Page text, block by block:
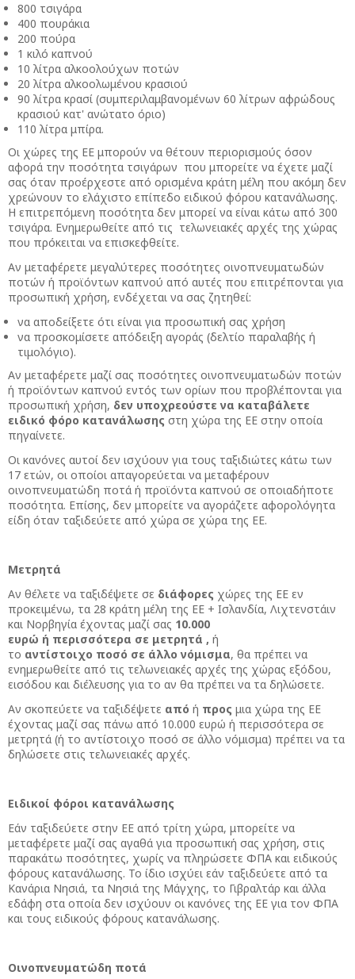
800 τσιγάρα
400 πουράκια
200 πούρα
1 κιλό καπνού
10 λίτρα αλκοολούχων ποτών
20 λίτρα αλκοολωμένου κρασιού
90 λίτρα κρασί (συμπεριλαμβανομένων 60 λίτρων αφρώδους
κρασιού κατ' ανώτατο όριο)
110 λίτρα μπίρα.
Οι χώρες της ΕΕ μπορούν να θέτουν περιορισμούς όσον
αφορά την ποσότητα τσιγάρων που μπορείτε να έχετε μαζί
σας όταν προέρχεστε από ορισμένα κράτη μέλη που ακόμη δεν
χρεώνουν το ελάχιστο επίπεδο ειδικού φόρου κατανάλωσης.
Η επιτρεπόμενη ποσότητα δεν μπορεί να είναι κάτω από 300
τσιγάρα. Ενημερωθείτε από τις τελωνειακές αρχές της χώρας
που πρόκειται να επισκεφθείτε.
Αν μεταφέρετε μεγαλύτερες ποσότητες οινοπνευματωδών
ποτών ή προϊόντων καπνού από αυτές που επιτρέπονται για
προσωπική χρήση, ενδέχεται να σας ζητηθεί:
να αποδείξετε ότι είναι για προσωπική σας χρήση
να προσκομίσετε απόδειξη αγοράς (δελτίο παραλαβής ή
τιμολόγιο).
Αν μεταφέρετε μαζί σας ποσότητες οινοπνευματωδών ποτών
ή προϊόντων καπνού εντός των ορίων που προβλέπονται για
προσωπική χρήση, δεν υποχρεούστε να καταβάλετε
ειδικό φόρο κατανάλωσης στη χώρα της ΕΕ στην οποία
πηγαίνετε.
Οι κανόνες αυτοί δεν ισχύουν για τους ταξιδιώτες κάτω των
17 ετών, οι οποίοι απαγορεύεται να μεταφέρουν
οινοπνευματώδη ποτά ή προϊόντα καπνού σε οποιαδήποτε
ποσότητα. Επίσης, δεν μπορείτε να αγοράζετε αφορολόγητα
είδη όταν ταξιδεύετε από χώρα σε χώρα της ΕΕ.
Μετρητά
Αν θέλετε να ταξιδέψετε σε διάφορες χώρες της ΕΕ εν
προκειμένω, τα 28 κράτη μέλη της ΕΕ + Ισλανδία, Λιχτενστάιν
και Νορβηγία έχοντας μαζί σας 10.000
ευρώ ή περισσότερα σε μετρητά , ή
το αντίστοιχο ποσό σε άλλο νόμισμα, θα πρέπει να
ενημερωθείτε από τις τελωνειακές αρχές της χώρας εξόδου,
εισόδου και διέλευσης για το αν θα πρέπει να τα δηλώσετε.
Αν σκοπεύετε να ταξιδέψετε από ή προς μια χώρα της ΕΕ
έχοντας μαζί σας πάνω από 10.000 ευρώ ή περισσότερα σε
μετρητά (ή το αντίστοιχο ποσό σε άλλο νόμισμα) πρέπει να τα
δηλώσετε στις τελωνειακές αρχές.
Ειδικοί φόροι κατανάλωσης
Εάν ταξιδεύετε στην ΕΕ από τρίτη χώρα, μπορείτε να
μεταφέρετε μαζί σας αγαθά για προσωπική σας χρήση, στις
παρακάτω ποσότητες, χωρίς να πληρώσετε ΦΠΑ και ειδικούς
φόρους κατανάλωσης. Το ίδιο ισχύει εάν ταξιδεύετε από τα
Κανάρια Νησιά, τα Νησιά της Μάγχης, το Γιβραλτάρ και άλλα
εδάφη στα οποία δεν ισχύουν οι κανόνες της ΕΕ για τον ΦΠΑ
και τους ειδικούς φόρους κατανάλωσης.
Οινοπνευματώδη ποτά